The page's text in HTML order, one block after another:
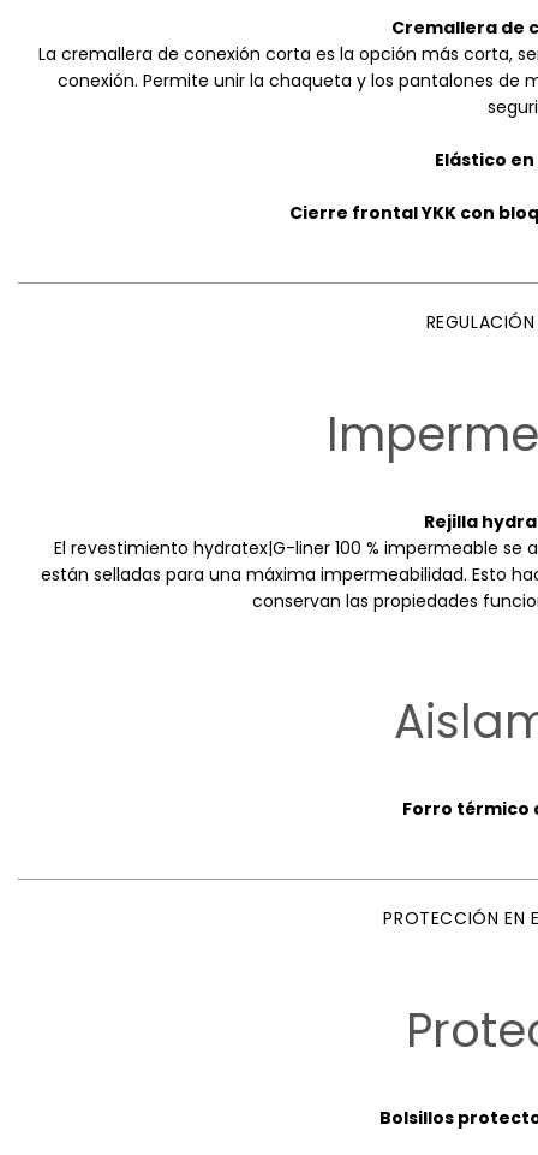
Cremallera de
La cremallera de conexión corta es la opción más corta,
conexión. Permite unir la chaqueta y los pantalones de
Elástico
Cierre frontal YKK con
Rejilla
El revestimiento hydratex|G-liner 100 % impermeable
están selladas para una máxima impermeabilidad. Esto
conservan las propiedades
Forro térmico
PROTECCIÓN EN
Bolsillos